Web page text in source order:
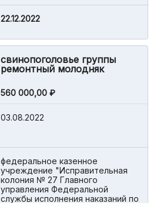
22.12.2022
свинопоголовье группы
ремонтный молодняк
560 000,00 ₽
03.08.2022
федеральное казенное
учреждение "Исправительная
колония № 27 Главного
управления Федеральной
службы исполнения наказаний по